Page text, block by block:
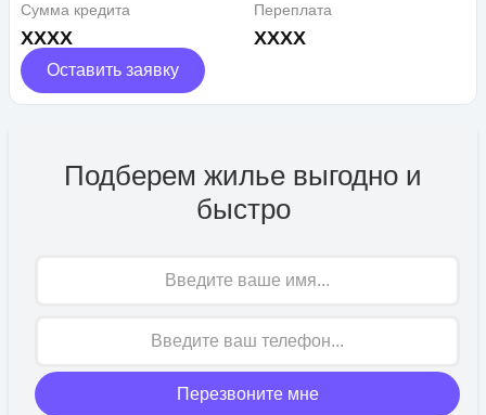
Сумма кредита
XXXX
Переплата
XXXX
Оставить заявку
Подберем жилье выгодно и
быстро
Перезвоните мне